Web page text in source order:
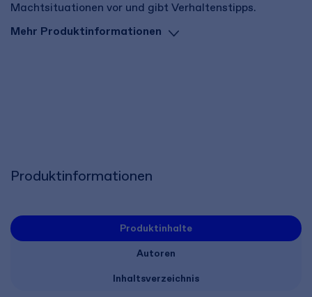
Machtsituationen vor und gibt Verhaltenstipps.
Mehr Produktinformationen
Produktinformationen
Produktinhalte
Autoren
Inhaltsverzeichnis